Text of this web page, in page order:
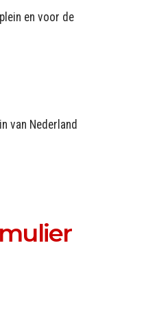
en voor de
van Nederland